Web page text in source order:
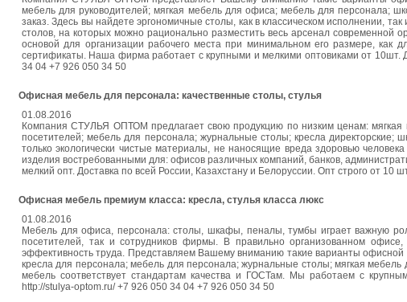
мебель для руководителей; мягкая мебель для офиса; мебель для персонала;
заказ. Здесь вы найдете эргономичные столы, как в классическом исполнении,
столов, на которых можно рационально разместить весь арсенал современной
основой для организации рабочего места при минимальном его размере,
сертификаты. Наша фирма работает с крупными и мелкими оптовиками от 10шт.
34 04 +7 926 050 34 50
Офисная мебель для персонала: качественные столы, стулья
01.08.2016
Компания СТУЛЬЯ ОПТОМ предлагает свою продукцию по низким ценам:
посетителей; мебель для персонала; журнальные столы; кресла
только экологически чистые материалы, не наносящие вреда здоровью
изделия востребованными для: офисов различных компаний, банков,
мелкий опт. Доставка по всей России, Казахстану и Белоруссии. Опт строго от 10
Офисная мебель премиум класса: кресла, стулья класса люкс
01.08.2016
Мебель для офиса, персонала: столы, шкафы, пеналы, тумбы играет важную
посетителей, так и сотрудников фирмы. В правильно организованном
эффективность труда. Представляем Вашему вниманию такие варианты офисной
кресла для персонала; мебель для персонала; журнальные столы; мягкая
мебель соответствует стандартам качества и ГОСТам. Мы работаем с
http://stulya-optom.ru/ +7 926 050 34 04 +7 926 050 34 50